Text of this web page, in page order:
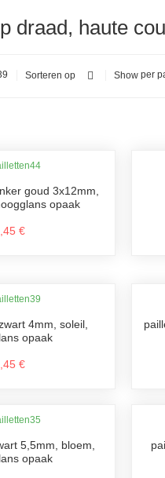
draad, haute
Sorteren op Show per
goud 3x12mm,
opaak
€
4mm, soleil,
opaak
€
5,5mm, bloem,
opaak